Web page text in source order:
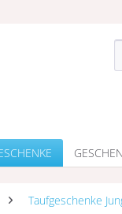
Taufgeschenke